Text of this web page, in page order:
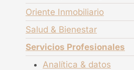
Oriente Inmobiliario
Salud & Bienestar
Servicios Profesionales
Analítica & datos